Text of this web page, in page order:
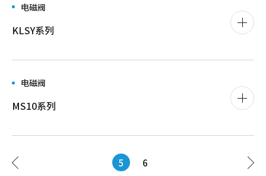
电磁阀
KLSY系列
电磁阀
MS10系列
5 6